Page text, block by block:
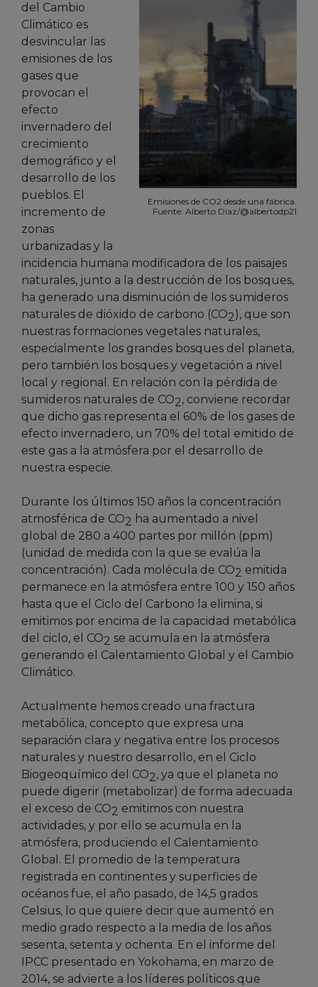
Emisiones de CO2 desde una fábrica.
Fuente: Alberto Díaz/@albertodp21
del Cambio
Climático es
desvincular las
emisiones de los
gases que
provocan el
efecto
invernadero del
crecimiento
demográfico y el
desarrollo de los
pueblos. El
incremento de
zonas
urbanizadas y la
incidencia humana modificadora de los paisajes
naturales, junto a la destrucción de los bosques,
ha generado una disminución de los sumideros
naturales de dióxido de carbono (CO2), que son
nuestras formaciones vegetales naturales,
especialmente los grandes bosques del planeta,
pero también los bosques y vegetación a nivel
local y regional. En relación con la pérdida de
sumideros naturales de CO2, conviene recordar
que dicho gas representa el 60% de los gases de
efecto invernadero, un 70% del total emitido de
este gas a la atmósfera por el desarrollo de
nuestra especie.
Durante los últimos 150 años la concentración
atmosférica de CO2 ha aumentado a nivel
global de 280 a 400 partes por millón (ppm)
(unidad de medida con la que se evalúa la
concentración). Cada molécula de CO2 emitida
permanece en la atmósfera entre 100 y 150 años
hasta que el Ciclo del Carbono la elimina, si
emitimos por encima de la capacidad metabólica
del ciclo, el CO2 se acumula en la atmósfera
generando el Calentamiento Global y el Cambio
Climático.
Actualmente hemos creado una fractura
metabólica, concepto que expresa una
separación clara y negativa entre los procesos
naturales y nuestro desarrollo, en el Ciclo
Biogeoquímico del CO2, ya que el planeta no
puede digerir (metabolizar) de forma adecuada
el exceso de CO2 emitimos con nuestra
actividades, y por ello se acumula en la
atmósfera, produciendo el Calentamiento
Global. El promedio de la temperatura
registrada en continentes y superficies de
océanos fue, el año pasado, de 14,5 grados
Celsius, lo que quiere decir que aumentó en
medio grado respecto a la media de los años
sesenta, setenta y ochenta. En el informe del
IPCC presentado en Yokohama, en marzo de
2014, se advierte a los líderes políticos que